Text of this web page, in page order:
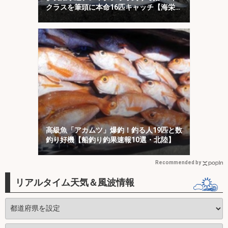
クラスを筆頭に本命16匹キャッチ【海栄
高級魚「アカムツ」爆釣！釣る人19匹と数
釣り好機【船釣り釣果速報10選・北陸】
Recommended by
リアルタイム天気＆風波情報